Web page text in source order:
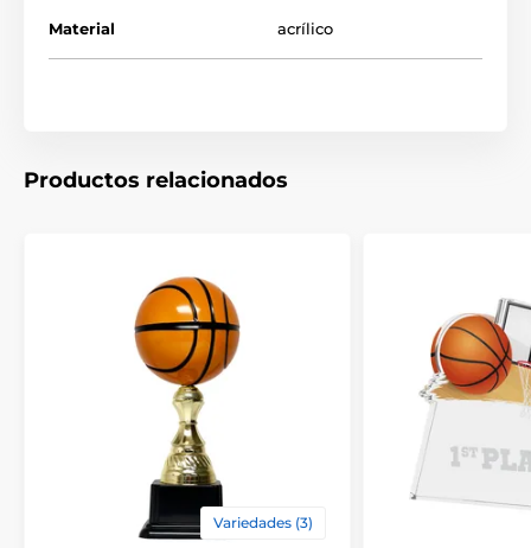
Material acrílico
Productos relacionados
Variedades (3)